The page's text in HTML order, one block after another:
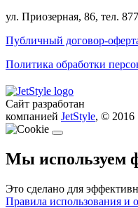
ул. Приозерная, 86, тел.
Публичный договор-
Политика обработки
Сайт разработан
компанией JetStyle, © 2016
Мы используем
Это сделано для
Правила использования и